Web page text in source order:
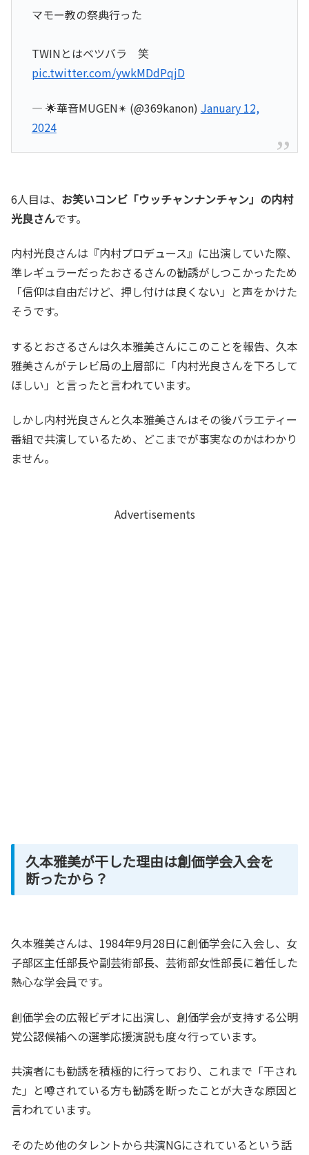
マモー教の祭典行った
TWINとはベツバラ 笑
pic.twitter.com/ywkMDdPqjD
— 🌟華音MUGEN✴ (@369kanon) January 12,
2024
6人目は、 お笑いコンビ「ウッチャンナンチャン」の内村
光良さんです。
内村光良さんは『内村プロデュース』に出演していた際、
準レギュラーだったおさるさんの勧誘がしつこかったため
「信仰は自由だけど、押し付けは良くない」と声をかけた
そうです。
するとおさるさんは久本雅美さんにこのことを報告、久本
雅美さんがテレビ局の上層部に「内村光良さんを下ろして
ほしい」と言ったと言われています。
しかし内村光良さんと久本雅美さんはその後バラエティー
番組で共演しているため、どこまでが事実なのかはわかり
ません。
Advertisements
久本雅美が干した理由は創価学会入会を
断ったから？
久本雅美さんは、1984年9月28日に創価学会に入会し、女
子部区主任部長や副芸術部長、芸術部女性部長に着任した
熱心な学会員です。
創価学会の広報ビデオに出演し、創価学会が支持する公明
党公認候補への選挙応援演説も度々行っています。
共演者にも勧誘を積極的に行っており、これまで「干され
た」と噂されている方も勧誘を断ったことが大きな原因と
言われています。
そのため他のタレントから共演NGにされているという話